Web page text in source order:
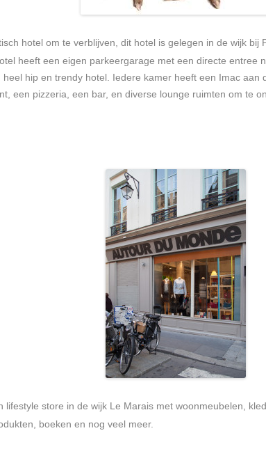
hotel om te verblijven, dit hotel is gelegen in de wijk bij
heeft een eigen parkeergarage met een directe entree
hip en trendy hotel. Iedere kamer heeft een Imac
een pizzeria, een bar, en diverse lounge ruimten om te
lifestyle store in de wijk Le Marais met woonmeubelen,
boeken en nog veel meer.